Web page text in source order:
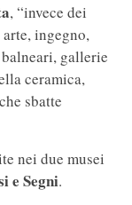
, “invece dei
ingegno,
gallerie
ceramica,
sbatte
nei due musei
e Segni.